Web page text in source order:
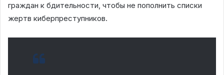
граждан к бдительности, чтобы не пополнить списки
жертв киберпреступников.